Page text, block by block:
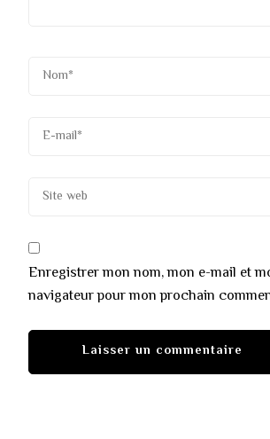
Enregistrer mon nom, mon e-mail et
navigateur pour mon prochain